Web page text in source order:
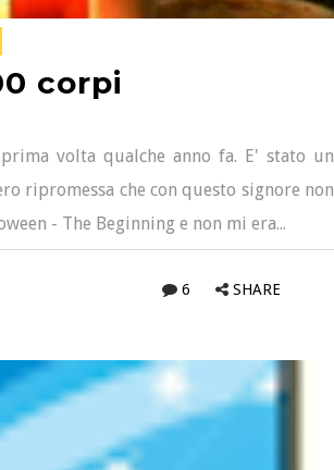
corpi
volta qualche anno fa. E' stato un
ripromessa che con questo signore non
- The Beginning e non mi era...
6 SHARE